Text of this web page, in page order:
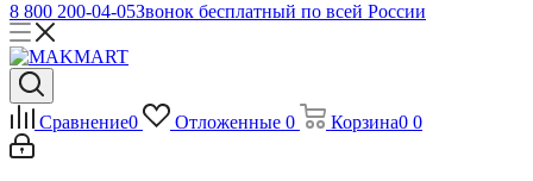
8 800 200-04-05Звонок бесплатный по всей России
Сравнение0 Отложенные 0 Корзина0 0